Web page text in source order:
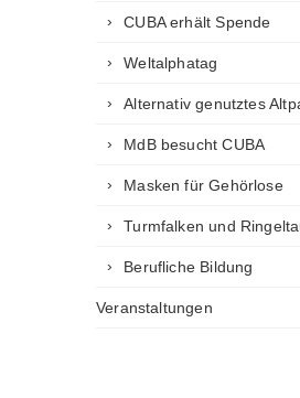
CUBA erhält Spende
Weltalphatag
Alternativ genutztes
MdB besucht CUBA
Masken für Gehörlose
Turmfalken und
Berufliche Bildung
Veranstaltungen